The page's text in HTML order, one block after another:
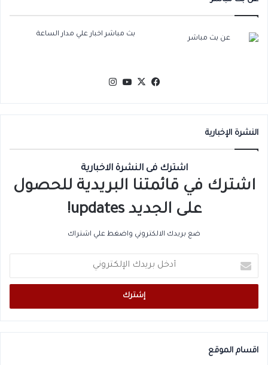
بث مباشر اخبار علي مدار الساعة
فيسبوك
‫X
‫YouTube
النشرة الإخبارية
اشترك فى النشرة الاخبارية
اشترك في قائمتنا البريدية للحصول
على الجديد updates!
ضع بريدك الالكتروني واضغط علي اشتراك
بريدك
الإلكتروني
اقسام الموقع